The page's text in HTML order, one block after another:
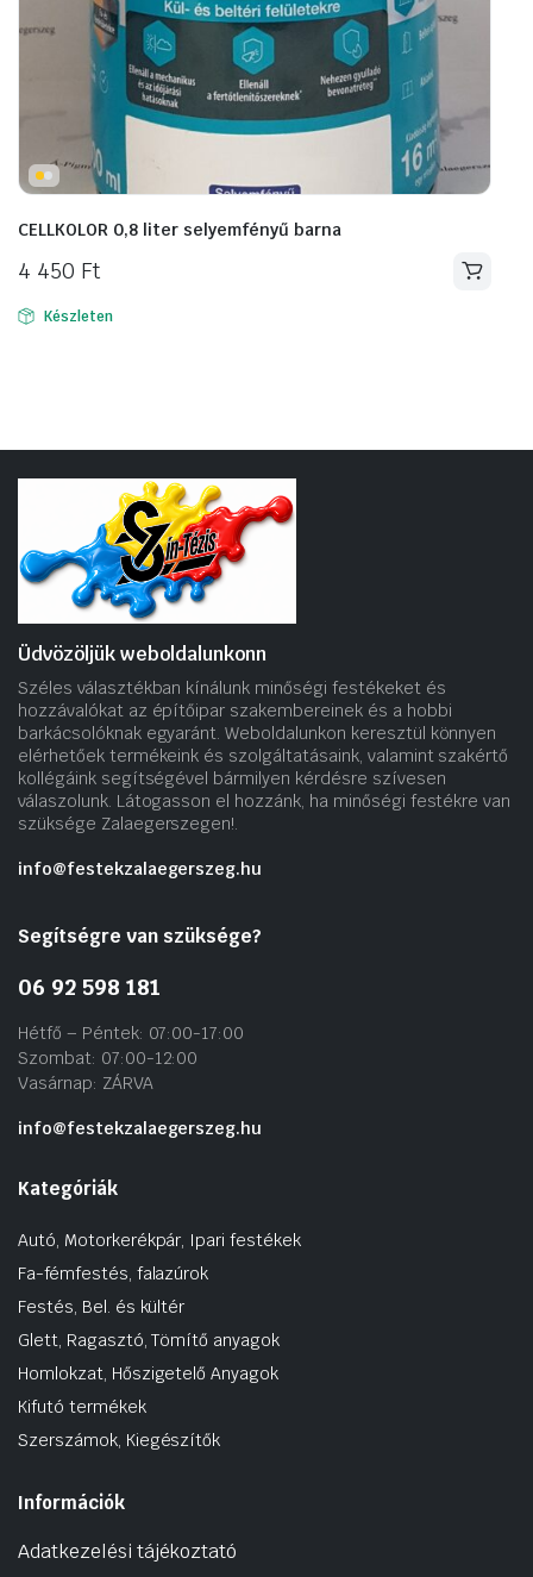
CELLKOLOR 0,8 liter selyemfényű barna
4 450 Ft
Készleten
Üdvözöljük weboldalunkonn
Széles választékban kínálunk minőségi festékeket és
hozzávalókat az építőipar szakembereinek és a hobbi
barkácsolóknak egyaránt. Weboldalunkon keresztül könnyen
elérhetőek termékeink és szolgáltatásaink, valamint szakértő
kollégáink segítségével bármilyen kérdésre szívesen
válaszolunk. Látogasson el hozzánk, ha minőségi festékre van
szüksége Zalaegerszegen!.
info@festekzalaegerszeg.hu
Segítségre van szüksége?
06 92 598 181
Hétfő – Péntek: 07:00-17:00
Szombat: 07:00-12:00
Vasárnap: ZÁRVA
info@festekzalaegerszeg.hu
Kategóriák
Autó, Motorkerékpár, Ipari festékek
Fa-fémfestés, falazúrok
Festés, Bel. és kültér
Glett, Ragasztó, Tömítő anyagok
Homlokzat, Hőszigetelő Anyagok
Kifutó termékek
Szerszámok, Kiegészítők
Információk
Adatkezelési tájékoztató